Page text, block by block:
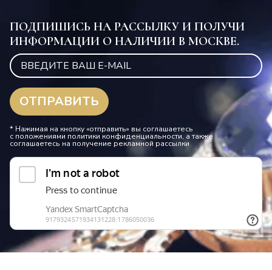
ПОДПИШИСЬ НА РАССЫЛКУ И ПОЛУЧИ
ИНФОРМАЦИИ О НАЛИЧИИ В МОСКВЕ.
* Нажимая на кнопку «отправить» вы соглашаетесь
с положениями политики конфиденциальности, а также
соглашаетесь на получение рекламной рассылки